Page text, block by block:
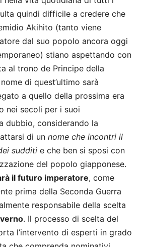
quindi difficile a credere che
Akihito (tanto viene
dal suo popolo ancora oggi
stiano aspettando con
al trono de Principe della
di quest’ultimo sarà
a quello della prossima era
nei secoli per i suoi
dubbio, considerando la
di un nome che incontri il
sudditi e che ben si sposi con
del popolo giapponese.
il futuro imperatore, come
prima della Seconda Guerra
responsabile della scelta
. Il processo di scelta del
l’intervento di esperti in grado